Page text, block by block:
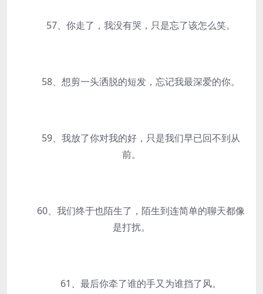
57、你走了，我没有哭，只是忘了该怎么笑。
58、想剪一头洒脱的短发，忘记我最深爱的你。
59、我放了你对我的好，只是我们早已回不到从
前。
60、我们终于也陌生了，陌生到连简单的聊天都像
是打扰。
61、最后你牵了谁的手又为谁挡了风。